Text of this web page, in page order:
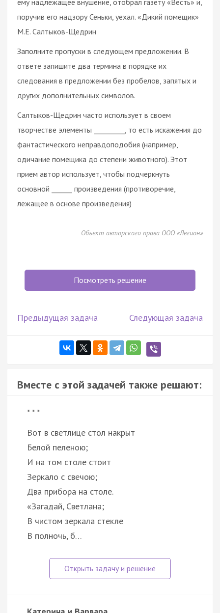
поручив его надзору Сеньки, уехал. «Дикий помещик»
М.Е. Салтыков-Щедрин
Заполните пропуски в следующем предложении. В
ответе запишите два термина в порядке их
следования в предложении без пробелов, запятых и
других дополнительных символов.
Салтыков-Щедрин часто использует в своем
творчестве элементы _________, то есть искажения до
фантастического неправдоподобия (например,
одичание помещика до степени животного). Этот
прием автор использует, чтобы подчеркнуть
основной ______ произведения (противоречие,
лежащее в основе произведения)
Объект авторского права ООО «Легион»
Посмотреть решение
Предыдущая задача Следующая задача
Вместе с этой задачей также решают:
* * *
Вот в светлице стол накрыт
Белой пеленою;
И на том столе стоит
Зеркало с свечою;
Два прибора на столе.
«Загадай, Светлана;
В чистом зеркала стекле
В полночь, б…